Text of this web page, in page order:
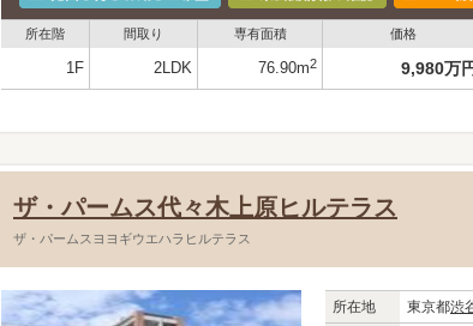
所在階 間取り 専有面積 価格
1F 2LDK 76.90m2 9,980万
ザ・パームス代々木上原ヒルテラス
ザ・パームスヨヨギウエハラヒルテラス
所在地 東京都渋